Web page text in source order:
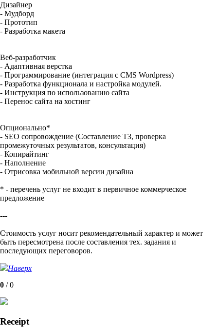
Дизайнер
- Мудборд
- Прототип
- Разработка макета
Веб-разработчик
- Адаптивная верстка
- Программирование (интеграция с CMS Wordpress)
- Разработка функционала и настройка модулей.
- Инструкция по использованию сайта
- Перенос сайта на хостинг
Опционально*
- SEO сопровождение (Составление ТЗ, проверка
промежуточных результатов, консультация)
- Копирайтинг
- Наполнение
- Отрисовка мобильной версии дизайна
* - перечень услуг не входит в первичное коммерческое
предложение
---
Стоимость услуг носит рекомендательный характер и может
быть пересмотрена после составления тех. задания и
последующих переговоров.
Наверх
0 /0
Receipt